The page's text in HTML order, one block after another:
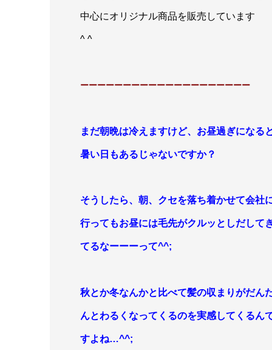
中心にオリジナル商品を販売しています
^ ^
ーーーーーーーーーーーーーーーーーーーー
まだ朝晩は冷えますけど、お昼過ぎになる
暑い日もあるじゃないですか？
そうしたら、朝、クセを落ち着かせて会社
行ってもお昼には毛先がクルッとしだして
てるなーーーって^^;
秋とか冬なんかと比べて髪の収まりがだん
んとわるくなってく るのを実感してくるん
すよね…^^;